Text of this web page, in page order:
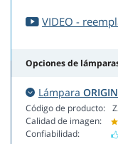
VIDEO -
Opciones de
Lámpara
Código de producto:
Calidad de imagen:
Confiabilidad: